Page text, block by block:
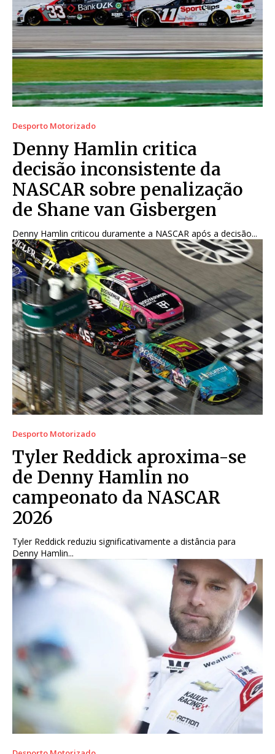
Desporto Motorizado
Denny Hamlin critica
decisão inconsistente da
NASCAR sobre penalização
de Shane van Gisbergen
Denny Hamlin criticou duramente a NASCAR após a decisão...
Desporto Motorizado
Tyler Reddick aproxima-se
de Denny Hamlin no
campeonato da NASCAR
2026
Tyler Reddick reduziu significativamente a distância para
Denny Hamlin...